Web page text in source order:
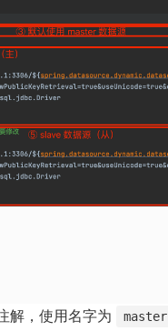
d
w
)
解，使用名字为 master